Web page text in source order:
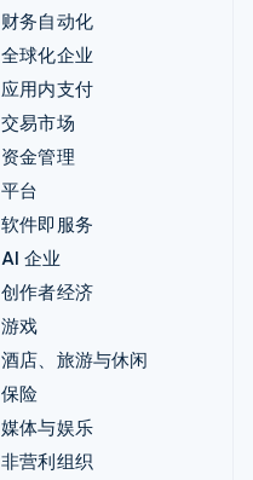
财务自动化
全球化企业
应用内支付
交易市场
资金管理
平台
软件即服务
AI 企业
创作者经济
游戏
酒店、旅游与休闲
保险
媒体与娱乐
非营利组织